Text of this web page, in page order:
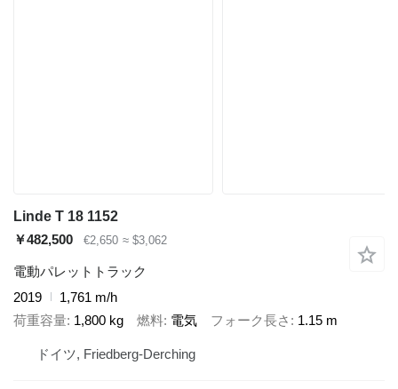
Linde T 18 1152
￥482,500
€2,650 ≈ $3,062
電動パレットトラック
2019
1,761 m/h
荷重容量 1,800 kg 燃料 電気 フォーク長さ 1.15 m
ドイツ, Friedberg-Derching